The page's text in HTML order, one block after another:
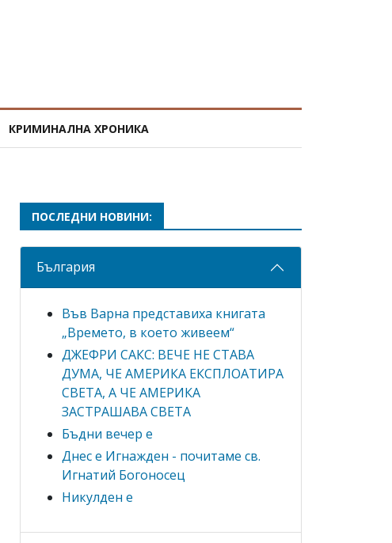
КРИМИНАЛНА ХРОНИКА
ПОСЛЕДНИ НОВИНИ:
България
Във Варна представиха книгата
„Времето, в което живеем“
ДЖЕФРИ САКС: ВЕЧЕ НЕ СТАВА
ДУМА, ЧЕ АМЕРИКА ЕКСПЛОАТИРА
СВЕТА, А ЧЕ АМЕРИКА
ЗАСТРАШАВА СВЕТА
Бъдни вечер е
Днес е Игнажден - почитаме св.
Игнатий Богоносец
Никулден е